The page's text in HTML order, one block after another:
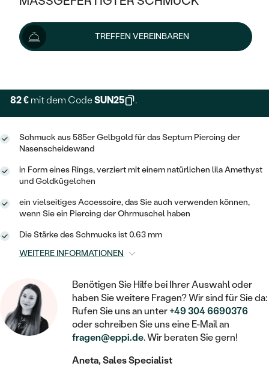
KLASSISCH
MEMOIRE
AUSSERGEWÖHNLICHE
GEHÄMMERTE
IM SET
GÜNSTIG
MIT MEHREREN DIAMANTEN
HALO
VINTAGE
IM SET
AUSSERGEWÖHNLICH
GESTALTE EINEN RING
DIAMANTEN ZUM EINFASSEN
LAB GROWN DIAMANTEN ZUM
EINFASSEN
FARBIGE DIAMANTEN ZUM EINFASSEN
AUSVERKAUF
WENN SCHMUCK HILFT
NACH TYP
OHRRINGE
RINGE
ANHÄNGER / KETTEN
ARMBÄNDER
SCHMUCKSET
HERRENSCHMUCK
SCHMUCK FÜR KINDER
BROSCHEN
SCHMUCKZUBEHÖR
PLATIN
OHRSTECKER
CREOLEN
SOLITÄR
HERZ
PIERCINGS
GOLD
SILBER
NACH STYL
SOLITÄR
ZUR GEBURT EINES KINDES
PERSONALISIERT
MIT STERNZEICHEN
MINIMALISTISCH
MEDAILLON
KETTEN
HERZKETTEN
AUSVERKAUF
GOLD
SILBER
PLATIN
NACH STYL
MEMOIRE
MINIMALISTISCHE
SIEGELRINGE
PERSONALISIERT
NACH EDELSTEIN
TREFFEN VEREINBAREN
109 €
Schmuck ist auf Lager. Wir liefern ihn innerhalb von 24
Stunden.
82 € mit dem CodeSUN25 .
Schmuck aus 585er Gelbgold für das Septum Piercing der
Nasenscheidewand
in Form eines Rings, verziert mit einem natürlichen lila Amethyst
und Goldkügelchen
ein vielseitiges Accessoire, das Sie auch verwenden können,
wenn Sie ein Piercing der Ohrmuschel haben
Die Stärke des Schmucks ist 0.63 mm
WEITERE INFORMATIONEN
Benötigen Sie Hilfe bei Ihrer Auswahl oder
haben Sie weitere Fragen? Wir sind für Sie da:
Rufen Sie uns an unter+49 304 6690376
oder schreiben Sie uns eine E-Mail an
fragen@eppi.de. Wir beraten Sie gern!
Aneta, Sales Specialist